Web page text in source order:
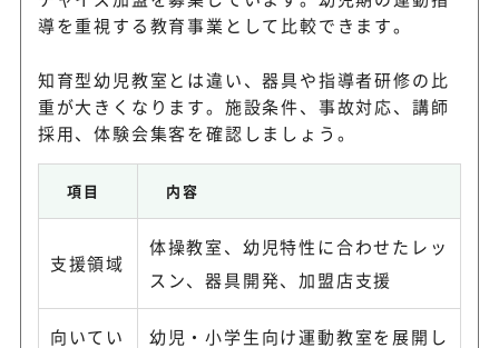
導を重視する教育事業として比較できます。
知育型幼児教室とは違い、器具や指導者研修の比
重が大きくなります。施設条件、事故対応、講師
採用、体験会集客を確認しましょう。
項目 内容
支援領域
体操教室、幼児特性に合わせたレッ
スン、器具開発、加盟店支援
向いてい
幼児・小学生向け運動教室を展開し